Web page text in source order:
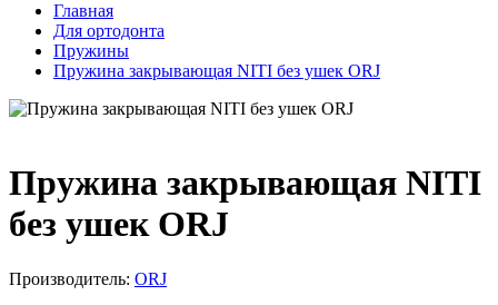
Главная
Для ортодонта
Пружины
Пружина закрывающая NITI без ушек ORJ
Пружина закрывающая NITI
без ушек ORJ
Производитель: ORJ